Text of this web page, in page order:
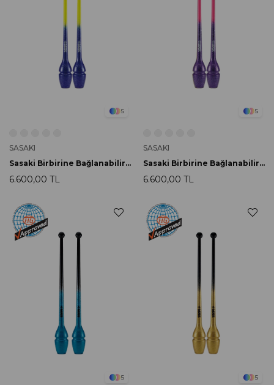
5
SASAKI
Sasaki Birbirine Bağlanabilir Labut 40.5cm M-34JKGH-F LMYxCOBU
6.600,00 TL
5
SASAKI
Sasaki Birbirine Bağlanabilir Labut 40.5cm M-34JKGH-F FRPxPP
6.600,00 TL
5 5